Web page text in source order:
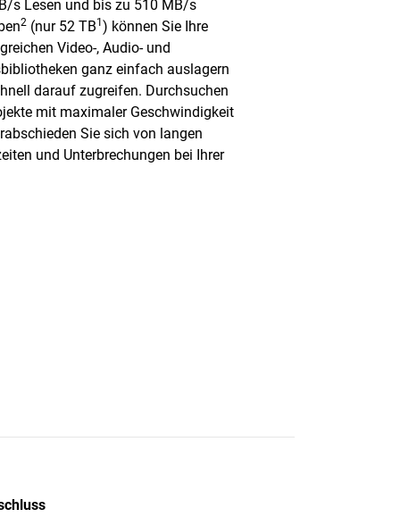
s Lesen und bis zu 510 MB/s
2 (nur 52 TB1) können Sie Ihre
Video-, Audio- und
ganz einfach auslagern
darauf zugreifen. Durchsuchen
mit maximaler Geschwindigkeit
Sie sich von langen
und Unterbrechungen bei Ihrer